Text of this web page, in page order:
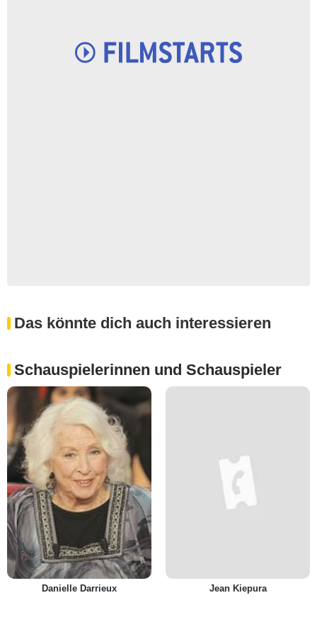
Das könnte dich auch interessieren
Schauspielerinnen und Schauspieler
Danielle Darrieux Jean Kiepura